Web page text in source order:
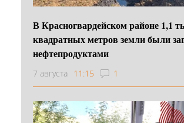
В Красногвардейском районе 1,1
квадратных метров земли были
нефтепродуктами
7 августа 11:15 1